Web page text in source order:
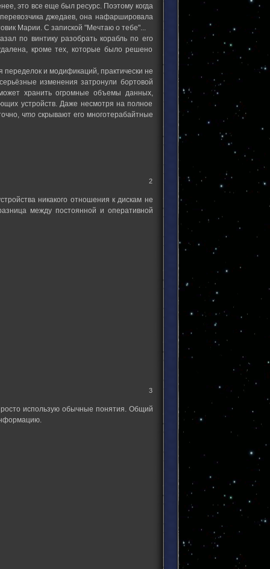
это все еще был ресурс. Поэтому когда
джедаев, она нафаршировала
Марии. С запиской "Мечтаю о тебе"...
по винтику разобрать корабль по его
кроме тех, которые было решено
и модификаций, практически не
изменения затронули бортовой
хранить огромные объемы данных,
устройств. Даже несмотря на полное
чтоскрывают его многотерабайтные
2
никакого отношения к дискам не
между постоянной и оперативной
3
использую обычные понятия. Общий